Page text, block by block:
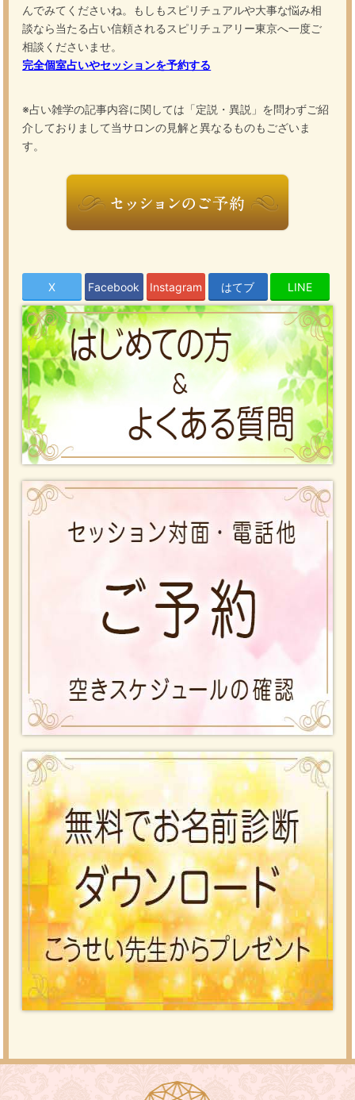
んでみてくださいね。もしもスピリチュアルや大事な悩み相
談なら当たる占い信頼されるスピリチュアリー東京へ一度ご
相談くださいませ。
完全個室占いやセッションを予約する
※占い雑学の記事内容に関しては「定説・異説」を問わずご紹
介しておりまして当サロンの見解と異なるものもございま
す。
X Facebook Instagram はてブ LINE